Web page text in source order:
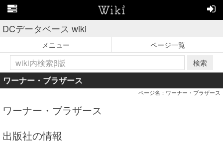
DCデータベース wiki
メニュー
ページ一覧
検索
ワーナー・ブラザース
ページ名：ワーナー・ブラザース
ワーナー・ブラザース
出版社の情報